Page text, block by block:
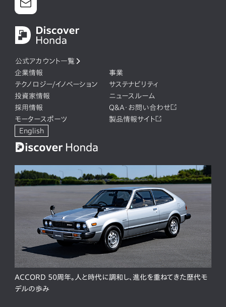
公式アカウント一覧
企業情報
事業
テクノロジー/イノベーション
サステナビリティ
投資家情報
ニュースルーム
採用情報
Q&A・お問い合わせ
モータースポーツ
製品情報サイト
English
ACCORD 50周年。人と時代に調和し、進化を重ねてきた歴代モ
デルの歩み